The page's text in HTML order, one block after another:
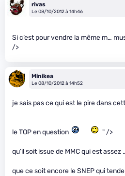
rivas
Le 08/10/2012 à 14h46
Si c’est pour vendre la même m…
/>
Minikea
Le 08/10/2012 à 14h52
je sais pas ce qui est le pire dans
le TOP en question " />
qu’il soit issue de MMC qui est assez
que ce soit encore le SNEP qui